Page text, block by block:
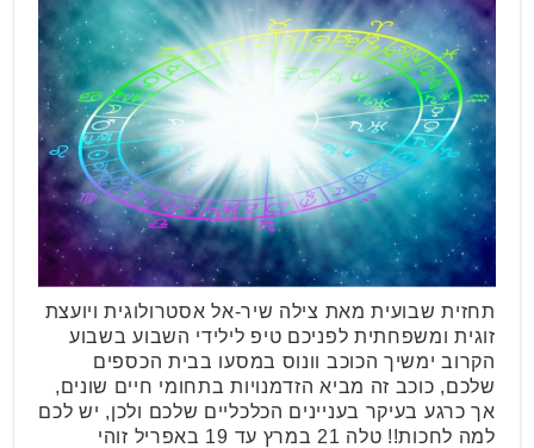
תחזית שבועית מאת צילה שיר-אל אסטרולוגית ויועצת
זוגית ומשפחתית לפניכם טיפ לילידי השבוע בשבוע
הקרוב ימשיך הכוכב וונוס במסעו בבית הכספים
שלכם, כוכב זה מביא הזדמנויות בתחומי חיים שונים,
אך כרגע בעיקר בעניינים הכלכליים שלכם ולכן, יש לכם
למה לחכות!! טלה 21 במרץ עד 19 באפריל זוהי